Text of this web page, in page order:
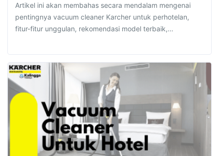
Artikel ini akan membahas secara mendalam mengenai
pentingnya vacuum cleaner Karcher untuk perhotelan,
fitur-fitur unggulan, rekomendasi model terbaik,…